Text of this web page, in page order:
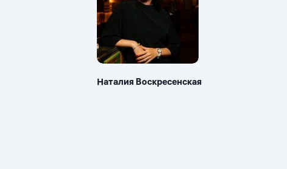
Наталия Воскресенская